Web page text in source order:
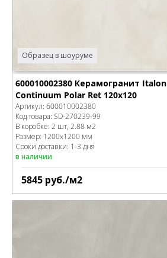
Образец в шоуруме
600010002380 Керамогранит Italon
Continuum Polar Ret 120x120
Артикул: 600010002380
Код товара: SD-270239-99
В коробке: 2 шт, 2.88 м2
Размер: 1200x1200 мм
Сроки доставки: 1-3 дня
в наличии
5845 руб./м2